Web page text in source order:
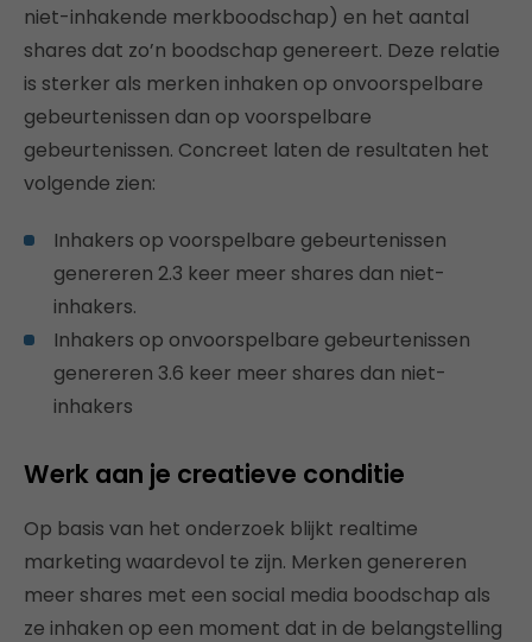
niet-inhakende merkboodschap) en het aantal
shares dat zo’n boodschap genereert. Deze relatie
is sterker als merken inhaken op onvoorspelbare
gebeurtenissen dan op voorspelbare
gebeurtenissen. Concreet laten de resultaten het
volgende zien:
Inhakers op voorspelbare gebeurtenissen
genereren 2.3 keer meer shares dan niet-
inhakers.
Inhakers op onvoorspelbare gebeurtenissen
genereren 3.6 keer meer shares dan niet-
inhakers
Werk aan je creatieve conditie
Op basis van het onderzoek blijkt realtime
marketing waardevol te zijn. Merken genereren
meer shares met een social media boodschap als
ze inhaken op een moment dat in de belangstelling